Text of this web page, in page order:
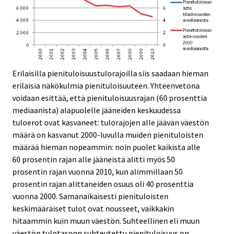
Erilaisilla pienituloisuustulorajoilla siis saadaan hieman
erilaisia näkökulmia pienituloisuuteen. Yhteenvetona
voidaan esittää, että pienituloisuusrajan (60 prosenttia
mediaanista) alapuolelle jääneiden keskuudessa
tuloerot ovat kasvaneet: tulorajojen alle jäävän väestön
määrä on kasvanut 2000-luvulla muiden pienituloisten
määrää hieman nopeammin: noin puolet kaikista alle
60 prosentin rajan alle jääneistä alitti myös 50
prosentin rajan vuonna 2010, kun alimmillaan 50
prosentin rajan alittaneiden osuus oli 40 prosenttia
vuonna 2000. Samanaikaisesti pienituloisten
keskimääräiset tulot ovat nousseet, vaikkakin
hitaammin kuin muun väestön. Suhteellinen eli muun